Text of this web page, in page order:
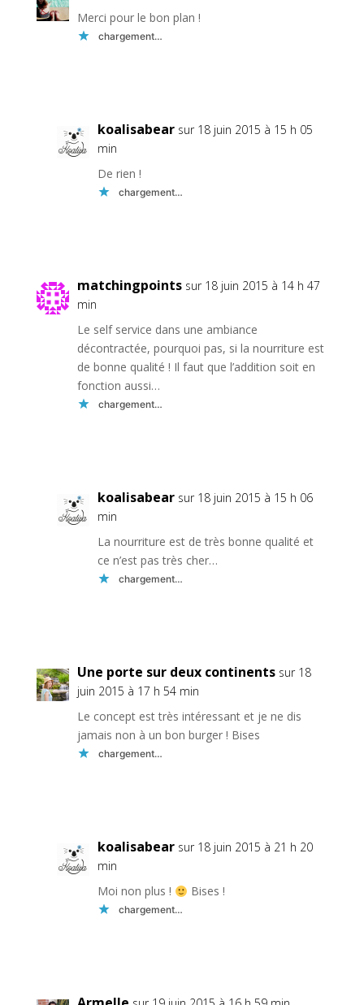
Merci pour le bon plan !
chargement…
koalisabear sur 18 juin 2015 à 15 h 05
min
De rien !
chargement…
matchingpoints sur 18 juin 2015 à 14 h 47
min
Le self service dans une ambiance
décontractée, pourquoi pas, si la nourriture est
de bonne qualité ! Il faut que l’addition soit en
fonction aussi…
chargement…
koalisabear sur 18 juin 2015 à 15 h 06
min
La nourriture est de très bonne qualité et
ce n’est pas très cher…
chargement…
Une porte sur deux continents sur 18
juin 2015 à 17 h 54 min
Le concept est très intéressant et je ne dis
jamais non à un bon burger ! Bises
chargement…
koalisabear sur 18 juin 2015 à 21 h 20
min
Moi non plus !
Bises !
chargement…